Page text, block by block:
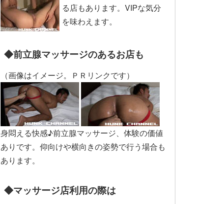
る店もあります。VIPな気分
を味わえます。
◆前立腺マッサージのあるお店も
（画像はイメージ。ＰＲリンクです）
身悶える快感♪前立腺マッサージ、体験の価値
ありです。仰向けや横向きの姿勢で行う場合も
あります。
◆マッサージ店利用の際は